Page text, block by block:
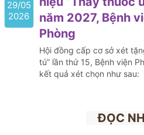
29/05
2026
năm 2027, Bệnh
Phòng
Hội đồng cấp cơ sở xét
tú” lần thứ 15, Bệnh viện
kết quả xét chọn như sau:
ĐỌC